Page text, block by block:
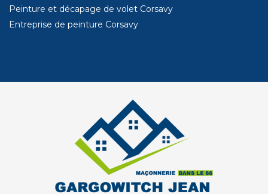
Peinture et décapage de volet Corsavy
Entreprise de peinture Corsavy